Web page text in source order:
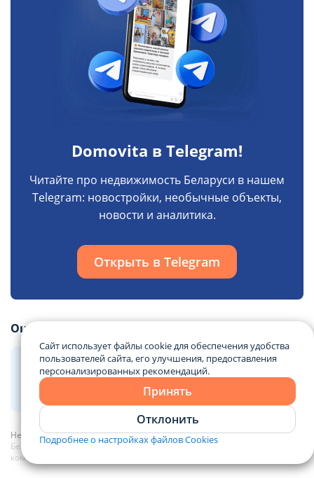
Domovita в Telegram!
Читайте про недвижимость Беларуси в нашем
Telegram: новостройки, необычные объекты,
новости и аналитика.
Открыть в Telegram
Оцените статью:
1 0
Недвижимость Минска Новости
Рынок клининговых услуг в
Беларуси 2026: цены, тренды и как выбрать надежную
компанию
Сайт использует файлы cookie для обеспечения удобства
пользователей сайта, его улучшения, предоставления
персонализированных рекомендаций.
Принять
Отклонить
Подробнее о настройках файлов Cookies